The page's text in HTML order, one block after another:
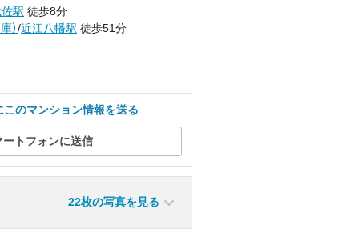
駅 徒歩8分
）/近江八幡駅 徒歩51分
のマンション情報を送る
トフォンに送信
22枚の写真を見る